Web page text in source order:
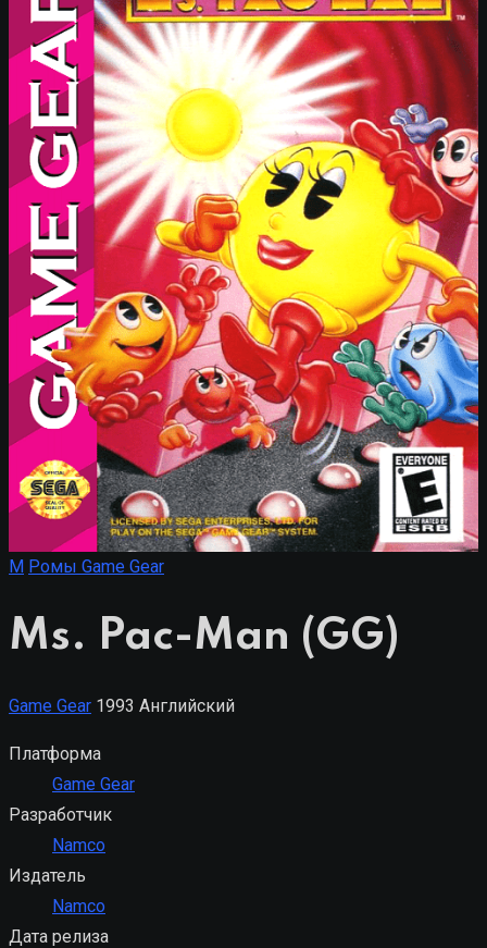
M Ромы Game Gear
Ms. Pac-Man (GG)
Game Gear 1993 Английский
Платформа
Game Gear
Разработчик
Namco
Издатель
Namco
Дата релиза